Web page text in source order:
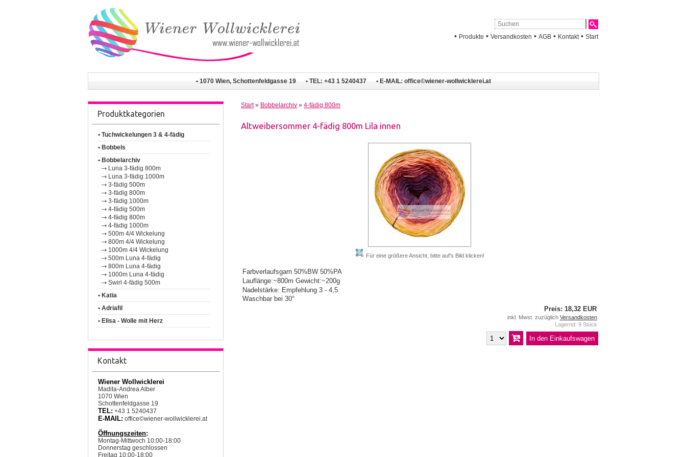
• Produkte • Versandkosten • AGB • Kontakt • Start
• 1070 Wien, Schottenfeldgasse 19 • TEL: +43 1 5240437 • E-MAIL:office©wiener-wollwicklerei.at
Produktkategorien
• Tuchwickelungen 3 & 4-fädig
• Bobbels
• Bobbelarchiv
Luna 3-fädig 800m
Luna 3-fädig 1000m
3-fädig 500m
3-fädig 800m
3-fädig 1000m
4-fädig 500m
4-fädig 800m
4-fädig 1000m
500m 4/4 Wickelung
800m 4/4 Wickelung
1000m 4/4 Wickelung
500m Luna 4-fädig
800m Luna 4-fädig
1000m Luna 4-fädig
Swirl 4-fädig 500m
• Katia
• Adriafil
• Elisa - Wolle mit Herz
Kontakt
Wiener Wollwicklerei
Madita-Andrea Alber
1070 Wien
Schottenfeldgasse 19
TEL: +43 1 5240437
E-MAIL: office©wiener-wollwicklerei.at
Öffnungszeiten:
Montag-Mittwoch 10:00-18:00
Donnerstag geschlossen
Freitag 10:00-18:00
Start» Bobbelarchiv » 4-fädig 800m
Altweibersommer 4-fädig 800m Lila innen
Für eine größere Ansicht, bitte auf's Bild klicken!
Farbverlaufsgarn 50%BW 50%PA
Lauflänge:~800m Gewicht:~200g
Nadelstärke: Empfehlung 3 - 4,5
Waschbar bei 30°
Preis: 18,32 EUR
inkl. Mwst. zuzüglich Versandkosten
Lagernd: 9 Stück